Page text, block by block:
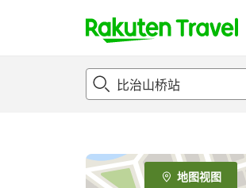
t
p
e
_
地图视图